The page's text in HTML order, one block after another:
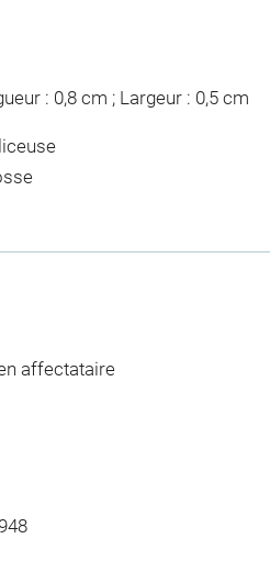
: 0,8 cm ; Largeur : 0,5 cm
affectataire